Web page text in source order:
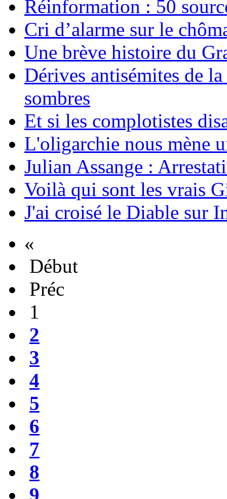
Réinformation : 50
Cri d’alarme sur le
Une brève histoire du
Dérives antisémites de
sombres
Et si les complotistes
L'oligarchie nous mène
Julian Assange :
Voilà qui sont les vrais
J'ai croisé le Diable sur
«
Début
Préc
1
2
3
4
5
6
7
8
9